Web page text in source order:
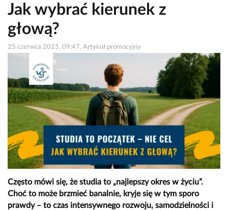
Jak wybrać kierunek z
głową?
25 czerwca 2025, 09:47, Artykuł promocyjny
Często mówi się, że studia to „najlepszy okres w życiu”.
Choć to może brzmieć banalnie, kryje się w tym sporo
prawdy – to czas intensywnego rozwoju, samodzielności i